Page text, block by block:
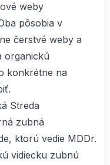
weby
pôsobia v
čerstvé weby a
organickú
konkrétne na
Streda
zubná
ktorú vedie MDDr.
vidiecku zubnú